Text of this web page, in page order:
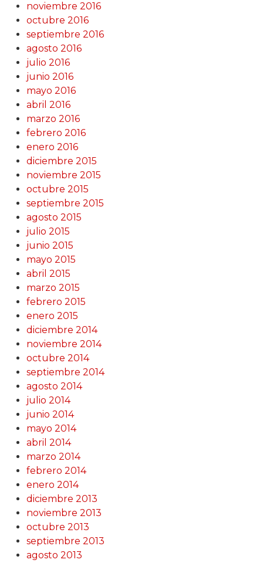
noviembre 2016
octubre 2016
septiembre 2016
agosto 2016
julio 2016
junio 2016
mayo 2016
abril 2016
marzo 2016
febrero 2016
enero 2016
diciembre 2015
noviembre 2015
octubre 2015
septiembre 2015
agosto 2015
julio 2015
junio 2015
mayo 2015
abril 2015
marzo 2015
febrero 2015
enero 2015
diciembre 2014
noviembre 2014
octubre 2014
septiembre 2014
agosto 2014
julio 2014
junio 2014
mayo 2014
abril 2014
marzo 2014
febrero 2014
enero 2014
diciembre 2013
noviembre 2013
octubre 2013
septiembre 2013
agosto 2013